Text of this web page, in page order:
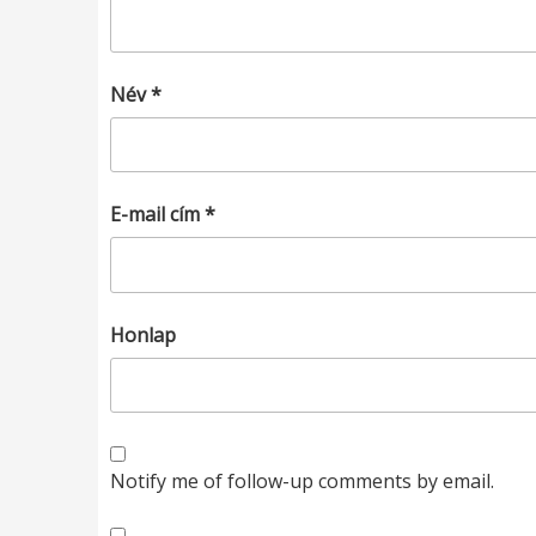
Név*
E-mail cím*
Honlap
Notify me of follow-up comments by email.